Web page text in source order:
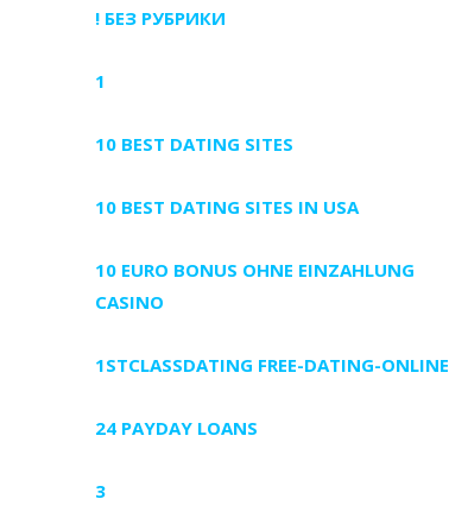
! БЕЗ РУБРИКИ
1
10 BEST DATING SITES
10 BEST DATING SITES IN USA
10 EURO BONUS OHNE EINZAHLUNG
CASINO
1STCLASSDATING FREE-DATING-ONLINE
24 PAYDAY LOANS
3